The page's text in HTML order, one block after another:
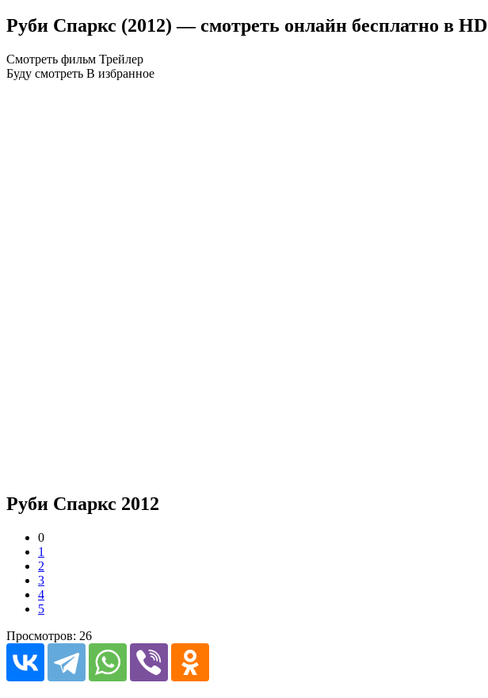
Руби Спаркс (2012) — смотреть онлайн бесплатно в HD
Смотреть фильм Трейлер
Буду смотреть В избранное
Руби Спаркс 2012
0
1
2
3
4
5
Просмотров: 26